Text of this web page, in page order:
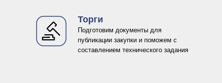
Подготовим документы для
публикации закупки и поможем с
составлением технического задания
Торги